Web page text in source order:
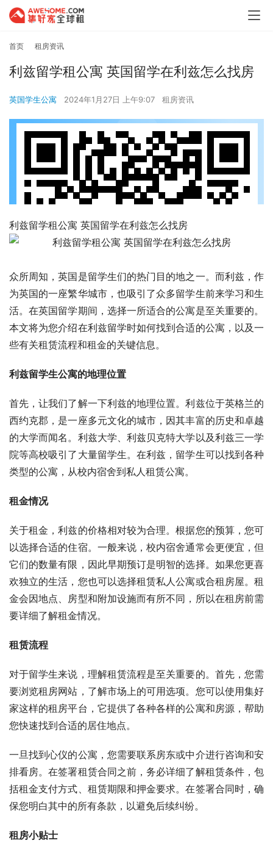
首页 租房资讯
利兹留学租公寓 英国留学在利兹怎么找房
英国学生公寓 2024年1月27日 上午9:07 租房资讯
利兹留学租公寓 英国留学在利兹怎么找房
众所周知，英国是留学生们的热门目的地之一。而利兹，作
为英国的一座繁华城市，也吸引了众多留学生前来学习和生
活。在英国留学期间，选择一所适合的公寓是至关重要的。
本文将为您介绍在利兹留学时如何找到合适的公寓，以及一
些有关租赁流程和租金的关键信息。
利兹留学生公寓的地理位置
首先，让我们了解一下利兹的地理位置。利兹位于英格兰的
西约克郡，是一座多元文化的城市，因其丰富的历史和卓越
的大学而闻名。利兹大学、利兹贝克特大学以及利兹三一学
院等高校吸引了大量留学生。在利兹，留学生可以找到各种
类型的公寓，从校内宿舍到私人租赁公寓。
租金情况
关于租金，利兹的价格相对较为合理。根据您的预算，您可
以选择合适的住宿。一般来说，校内宿舍通常会更便宜，但
它们的数量有限，因此早期预订是明智的选择。如果您更喜
欢独立的生活，您也可以选择租赁私人公寓或合租房屋。租
金会因地点、房型和附加设施而有所不同，所以在租房前需
要详细了解租金情况。
租赁流程
对于留学生来说，理解租赁流程是至关重要的。首先，您需
要浏览租房网站，了解市场上的可用选项。您可以使用集好
家这样的租房平台，它提供了各种各样的公寓和房源，帮助
您快速找到合适的居住地点。
一旦找到心仪的公寓，您需要联系房东或中介进行咨询和安
排看房。在签署租赁合同之前，务必详细了解租赁条件，包
括租金支付方式、租赁期限和押金要求。在签署合同时，确
保您明白其中的所有条款，以避免后续纠纷。
租房小贴士